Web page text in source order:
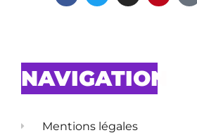
NAVIGATION
Mentions légales